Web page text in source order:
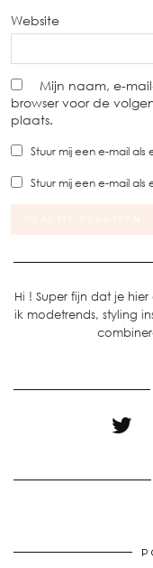
Website
Mijn naam, e-
browser voor de
plaats.
Stuur mij een e-mail
Stuur mij een e-mail als
Hi ! Super fijn dat je
ik modetrends, styling